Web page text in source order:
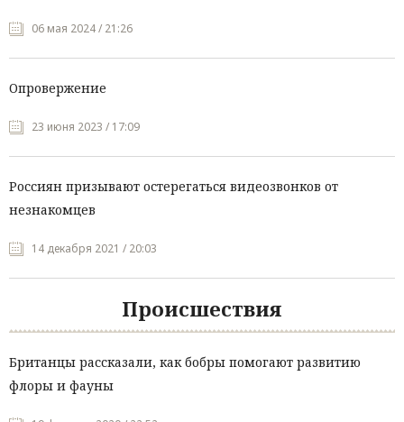
06 мая 2024 / 21:26
Опровержение
23 июня 2023 / 17:09
Россиян призывают остерегаться видеозвонков от
незнакомцев
14 декабря 2021 / 20:03
Происшествия
Британцы рассказали, как бобры помогают развитию
флоры и фауны